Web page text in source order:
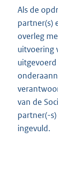
Als de
partner(s)
overleg
uitvoering
van de
partner(-
ingevuld.